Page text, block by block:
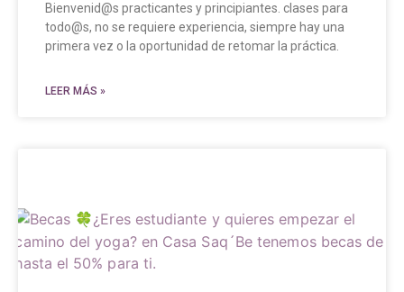
Bienvenid@s practicantes y principiantes. clases para
todo@s, no se requiere experiencia, siempre hay una
primera vez o la oportunidad de retomar la práctica.
LEER MÁS »